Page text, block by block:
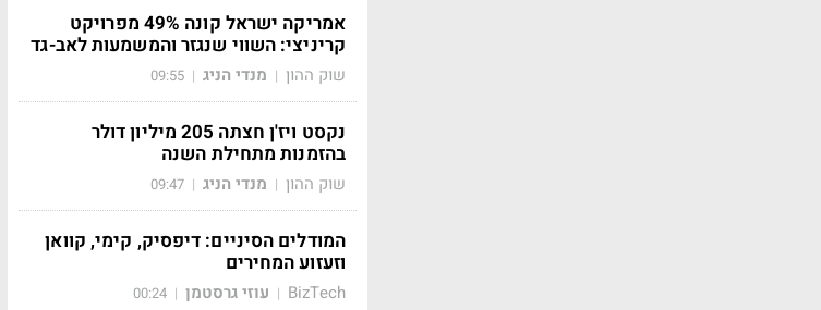
אמריקה ישראל קונה 49% מפרויקט
קריניצי: השווי שנגזר והמשמעות לאב-גד
שוק ההון | מנדי הניג |
09:55
נקסט ויז'ן חצתה 205 מיליון דולר
בהזמנות מתחילת השנה
שוק ההון | מנדי הניג |
09:47
המודלים הסיניים: דיפסיק, קימי, קוואן
וזעזוע המחירים
BizTech
| עוזי גרסטמן |
00:24